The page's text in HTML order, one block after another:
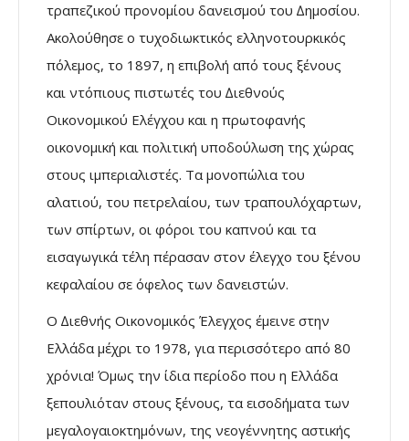
τραπεζικού προνοµίου δανεισµού του ∆ηµοσίου.
Ακολούθησε ο τυχοδιωκτικός ελληνοτουρκικός
πόλεµος, το 1897, η επιβολή από τους ξένους
και ντόπιους πιστωτές του ∆ιεθνούς
Οικονοµικού Ελέγχου και η πρωτοφανής
οικονοµική και πολιτική υποδούλωση της χώρας
στους ιµπεριαλιστές. Τα µονοπώλια του
αλατιού, του πετρελαίου, των τραπουλόχαρτων,
των σπίρτων, οι φόροι του καπνού και τα
εισαγωγικά τέλη πέρασαν στον έλεγχο του ξένου
κεφαλαίου σε όφελος των δανειστών.
Ο ∆ιεθνής Οικονοµικός Έλεγχος έµεινε στην
Ελλάδα µέχρι το 1978, για περισσότερο από 80
χρόνια! Όµως την ίδια περίοδο που η Ελλάδα
ξεπουλιόταν στους ξένους, τα εισοδήµατα των
µεγαλογαιοκτηµόνων, της νεογέννητης αστικής